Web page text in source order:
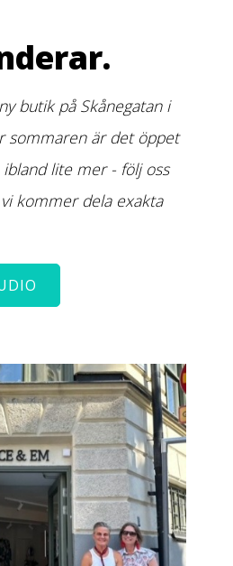
butik på Skånegatan i
sommaren är det öppet
lite mer - följ oss
kommer dela exakta